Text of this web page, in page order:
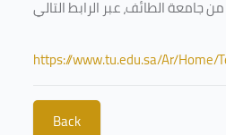
https://www.tu.edu.sa/Ar/Home/
Back